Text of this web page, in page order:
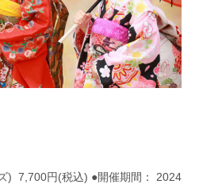
) 7,700円(税込) ●開催期間： 2024